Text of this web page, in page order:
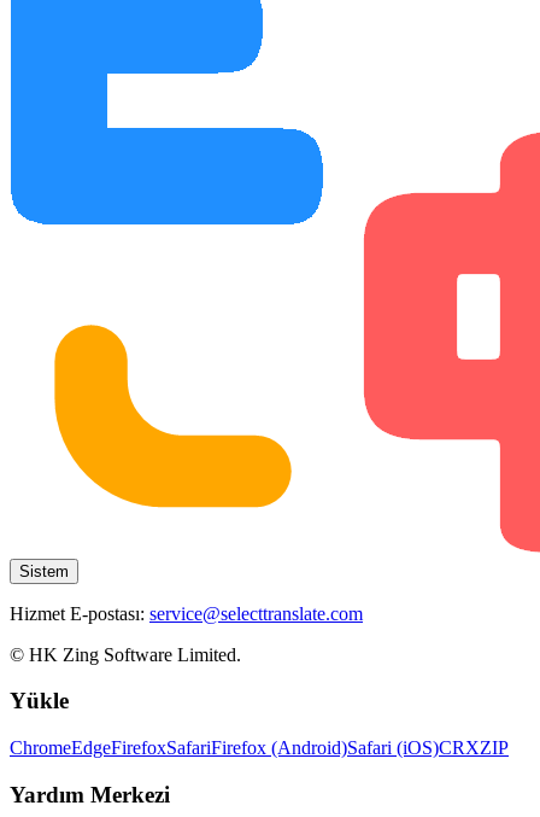
Sistem
Hizmet E-postası: service@selecttranslate.com
© HK Zing Software Limited.
Yükle
ChromeEdgeFirefoxSafariFirefox (Android)Safari (iOS)CRXZIP
Yardım Merkezi